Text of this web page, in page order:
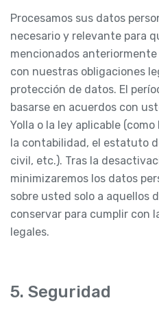
Procesamos sus datos
necesario y relevante para
mencionados
con nuestras obligaciones
protección de datos. El
basarse en acuerdos con
Yolla o la ley aplicable
la contabilidad, el estatuto
civil, etc.). Tras la
minimizaremos los datos
sobre usted solo a aquellos
conservar para cumplir con
legales.
5. Seguridad